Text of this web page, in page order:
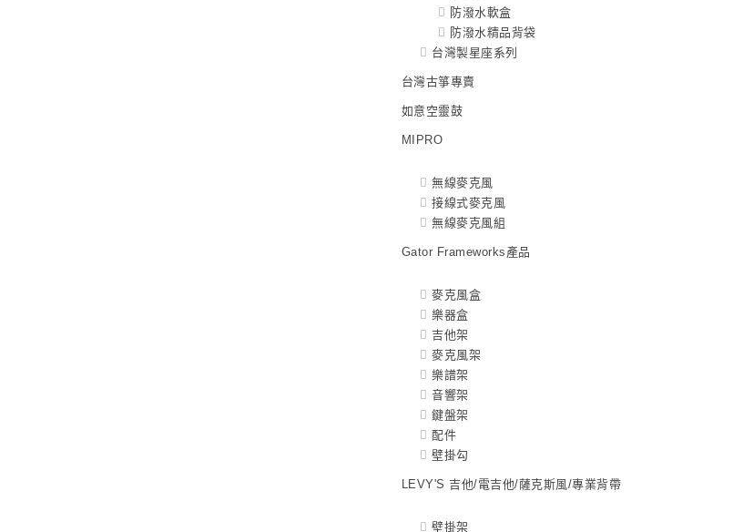
防潑水軟盒
防潑水精品背袋
台灣製星座系列
台灣古箏專賣
如意空靈鼓
MIPRO
無線麥克風
接線式麥克風
無線麥克風組
Gator Frameworks產品
麥克風盒
樂器盒
吉他架
麥克風架
樂譜架
音響架
鍵盤架
配件
壁掛勾
LEVY'S 吉他/電吉他/薩克斯風/專業背帶
壁掛架